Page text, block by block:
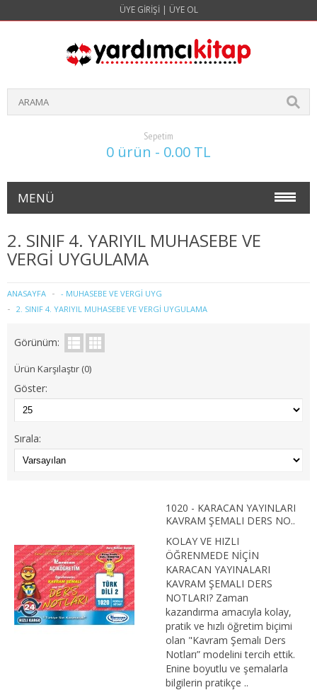
ÜYE GIRIŞI | ÜYE OL
Sepetim
0 ürün - 0.00 TL
MENÜ
İŞLETME
1. SINIF 1. YARIYIL İŞLETME
2. SINIF 3. YARIYIL İŞLETME
2. SINIF 4. YARIYIL İŞLETME
3. SINIF 6. YARIYIL İŞLETME
4. SINIF 8. YARIYIL İŞLETME
İKTİSAT
1. SINIF 1. YARIYIL İKTİSAT
1. SINIF 2. YARIYIL İKTİSAT
2. SINIF 4. YARIYIL MUHASEBE VE
VERGİ UYGULAMA
ANASAYFA
- MUHASEBE VE VERGİ UYG
2. SINIF 4. YARIYIL MUHASEBE VE VERGİ UYGULAMA
Görünüm:
Ürün Karşılaştır (0)
Göster:
Sırala:
1020 - KARACAN YAYINLARI
KAVRAM ŞEMALI DERS NO..
KOLAY VE HIZLI
ÖĞRENMEDE NİÇİN
KARACAN YAYINALARI
KAVRAM ŞEMALI DERS
NOTLARI? Zaman
kazandırma amacıyla kolay,
pratik ve hızlı öğretim biçimi
olan "Kavram Şemalı Ders
Notları” modelini tercih ettik.
Enine boyutlu ve şemalarla
bilgilerin pratikçe ..